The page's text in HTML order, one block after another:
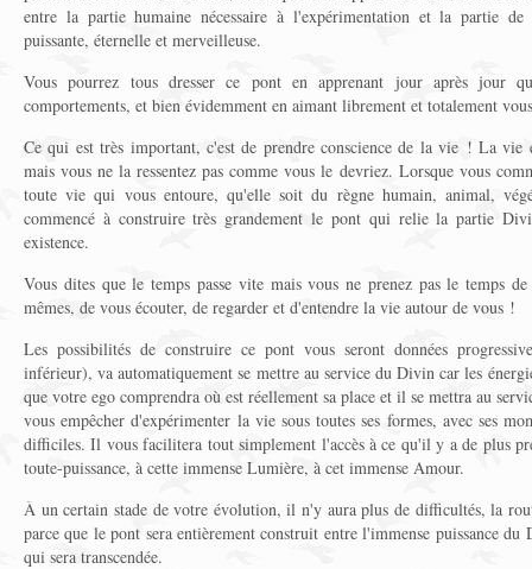
entre la partie humaine nécessaire à l'expérimentation et la partie
puissante, éternelle et merveilleuse.
Vous pourrez tous dresser ce pont en apprenant jour après jour
comportements, et bien évidemment en aimant librement et totalement
Ce qui est très important, c'est de prendre conscience de la vie ! La vie
mais vous ne la ressentez pas comme vous le devriez. Lorsque vous
toute vie qui vous entoure, qu'elle soit du règne humain, animal,
commencé à construire très grandement le pont qui relie la partie
existence.
Vous dites que le temps passe vite mais vous ne prenez pas le temps
mêmes, de vous écouter, de regarder et d'entendre la vie autour de vous !
Les possibilités de construire ce pont vous seront données
inférieur), va automatiquement se mettre au service du Divin car les
que votre ego comprendra où est réellement sa place et il se mettra au
vous empêcher d'expérimenter la vie sous toutes ses formes, avec ses
difficiles. Il vous facilitera tout simplement l'accès à ce qu'il y a de plus
toute-puissance, à cette immense Lumière, à cet immense Amour.
À un certain stade de votre évolution, il n'y aura plus de difficultés, la
parce que le pont sera entièrement construit entre l'immense puissance
qui sera transcendée.